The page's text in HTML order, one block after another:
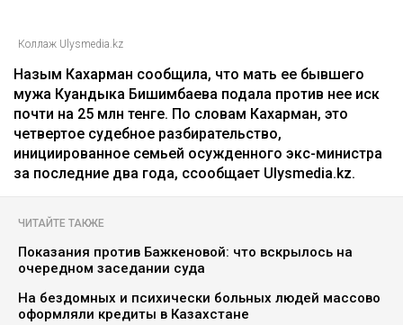
Коллаж Ulysmedia.kz
Назым Кахарман сообщила, что мать ее бывшего
мужа Куандыка Бишимбаева подала против нее иск
почти на 25 млн тенге. По словам Кахарман, это
четвертое судебное разбирательство,
инициированное семьей осужденного экс-министра
за последние два года, ссообщает Ulysmedia.kz.
ЧИТАЙТЕ ТАКЖЕ
Показания против Бажкеновой: что вскрылось на
очередном заседании суда
На бездомных и психически больных людей массово
оформляли кредиты в Казахстане